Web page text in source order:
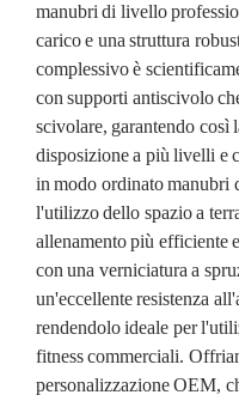
manubri di livello
carico e una struttura
complessivo è
con supporti antiscivolo
scivolare, garantendo così
disposizione a più livelli e
in modo ordinato manubri
l'utilizzo dello spazio a
allenamento più efficiente
con una verniciatura a
un'eccellente resistenza
rendendolo ideale per
fitness commerciali.
personalizzazione OEM,